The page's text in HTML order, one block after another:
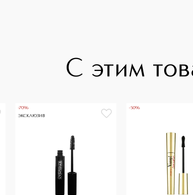
С этим
-70%
ЭКСКЛЮЗИВ
-50%